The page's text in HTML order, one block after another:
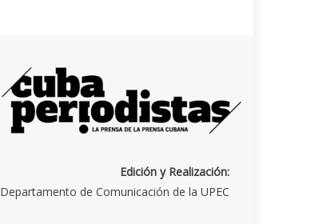
Edición y Realización:
Departamento de Comunicación de la UPEC